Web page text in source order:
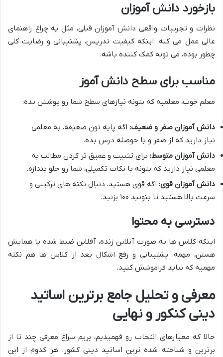
بازخورد دانش آموزان
نظرات و تجربیات واقعی دانش آموزان قبلی، مثل یه چراغ راهنمای
عالی عمل می کنه. اینکه کیفیت تدریس، پشتیبانی و رضایت کلی
چطور بوده، می تونه کمک کننده باشه.
مناسب برای سطح دانش آموز
معلم خوب، معلمیه که بتونه نیازهای سطح شما رو پوشش بده:
دانش آموزان صفر و ضعیف: اگه پایه تون ضعیفه، به معلمی
نیاز دارید که از صفر و با حوصله درس بده.
دانش آموزان متوسط: برای تثبیت و عمیق تر کردن مطالب به
معلمی نیاز دارید که بتونه با نکات تکمیلی، شما رو جلو بندازه.
دانش آموزان قوی: اگه قوی هستید، دنبال نکته های ترکیبی و
سرعت بالا هستید تا بتونید ۱۰۰ بزنید.
دسترسی به محتوا
اینکه کلاس ها به صورت آنلاین زنده، آفلاین ضبط شده یا همایش
هستن، مهمه. پشتیبانی و رفع اشکال بعد از کلاس ها هم نکته
مهمیه که نباید فراموشش کنید.
معرفی و تحلیل جامع برترین اساتید
دینی کنکور و نهایی
حالا که معیارهای انتخاب رو فهمیدیم، بریم سراغ معرفی چند تا از
برترین و شناخته شده ترین اساتید دینی کشور. هر کدوم از این